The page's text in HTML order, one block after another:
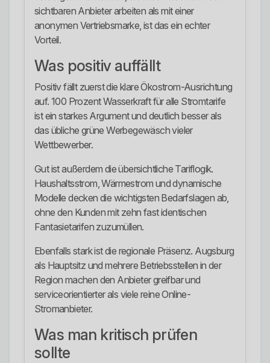
sichtbaren Anbieter arbeiten als mit einer
anonymen Vertriebsmarke, ist das ein echter
Vorteil.
Was positiv auffällt
Positiv fällt zuerst die klare Ökostrom-Ausrichtung
auf. 100 Prozent Wasserkraft für alle Stromtarife
ist ein starkes Argument und deutlich besser als
das übliche grüne Werbegewäsch vieler
Wettbewerber.
Gut ist außerdem die übersichtliche Tariflogik.
Haushaltsstrom, Wärmestrom und dynamische
Modelle decken die wichtigsten Bedarfslagen ab,
ohne den Kunden mit zehn fast identischen
Fantasietarifen zuzumüllen.
Ebenfalls stark ist die regionale Präsenz. Augsburg
als Hauptsitz und mehrere Betriebsstellen in der
Region machen den Anbieter greifbar und
serviceorientierter als viele reine Online-
Stromanbieter.
Was man kritisch prüfen
sollte